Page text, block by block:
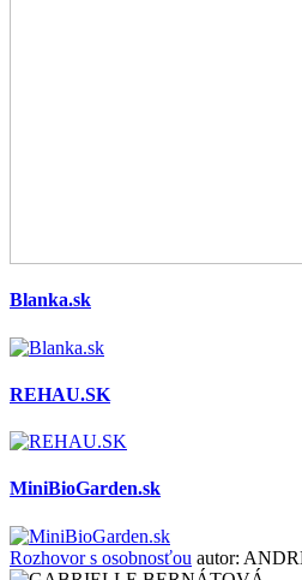
Blanka.sk
REHAU.SK
MiniBioGarden.sk
Rozhovor s osobnosťou autor: